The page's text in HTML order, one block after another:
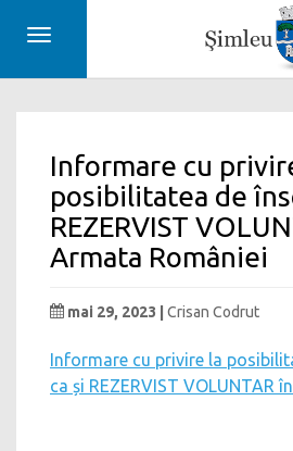
Toggle
Informare cu
posibilitatea de
REZERVIST
Armata României
mai 29, 2023 | Crisan Codrut
Informare cu privire la
ca și REZERVIST VOLUNTAR